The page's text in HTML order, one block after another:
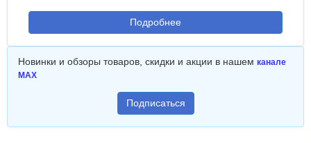
Подробнее
Новинки и обзоры товаров, скидки и акции в нашем канале
MAX
Подписаться